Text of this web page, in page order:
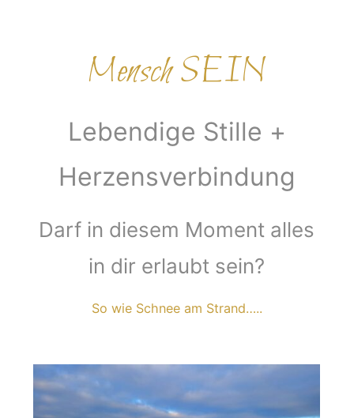
Mensch SEIN
Lebendige Stille +
Herzensverbindung
Darf in diesem Moment alles
in dir erlaubt sein?
So wie Schnee am Strand…..